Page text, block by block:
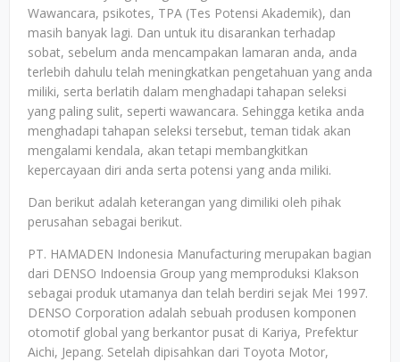
Wawancara, psikotes, TPA (Tes Potensi Akademik), dan
masih banyak lagi. Dan untuk itu disarankan terhadap
sobat, sebelum anda mencampakan lamaran anda, anda
terlebih dahulu telah meningkatkan pengetahuan yang anda
miliki, serta berlatih dalam menghadapi tahapan seleksi
yang paling sulit, seperti wawancara. Sehingga ketika anda
menghadapi tahapan seleksi tersebut, teman tidak akan
mengalami kendala, akan tetapi membangkitkan
kepercayaan diri anda serta potensi yang anda miliki.
Dan berikut adalah keterangan yang dimiliki oleh pihak
perusahan sebagai berikut.
PT. HAMADEN Indonesia Manufacturing merupakan bagian
dari DENSO Indoensia Group yang memproduksi Klakson
sebagai produk utamanya dan telah berdiri sejak Mei 1997.
DENSO Corporation adalah sebuah produsen komponen
otomotif global yang berkantor pusat di Kariya, Prefektur
Aichi, Jepang. Setelah dipisahkan dari Toyota Motor,